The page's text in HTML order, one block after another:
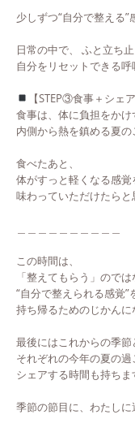
少しずつ“自分で整える”
日常の中で、 ふと立ち
自分をリセットできる呼
【STEP③食事＋シェ
食事は、体に負担をかけ
内側から熱を鎮める夏の
食べたあと、
体がすっと軽くなる感覚
味わっていただけたらと
この時間は、
「整えてもらう」のでは
“自分で整えられる感覚”
持ち帰るためのじかんに
最後にはこれからの季節
それぞれの今年の夏の過
シェアする時間も持ちま
季節の節目に、わたしに